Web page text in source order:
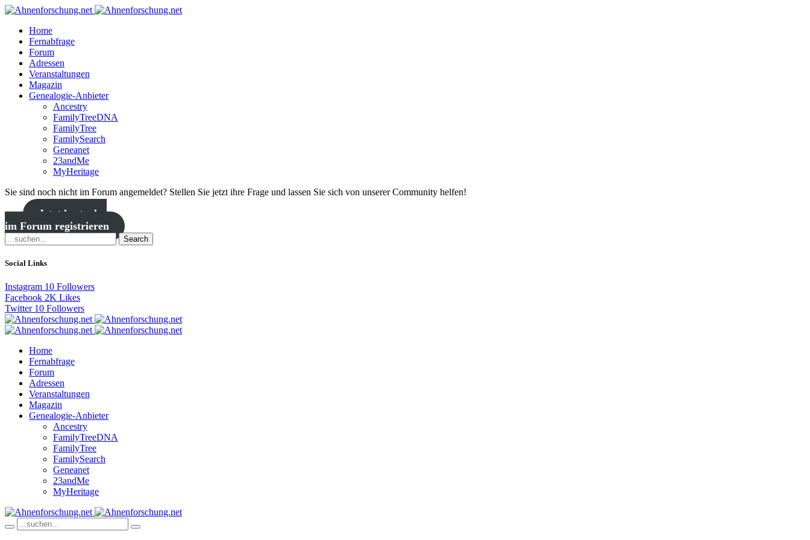
Home
Fernabfrage
Forum
Adressen
Veranstaltungen
Magazin
Genealogie-Anbieter
Ancestry
FamilyTreeDNA
FamilyTree
FamilySearch
Geneanet
23andMe
MyHeritage
Sie sind noch nicht im Forum angemeldet? Stellen Sie jetzt ihre Frage und lassen Sie sich von unserer Community helfen!
Jetzt kostenlos
im Forum registrieren
Search
Social Links
Instagram 10 Followers
Facebook 2K Likes
Twitter 10 Followers
Home
Fernabfrage
Forum
Adressen
Veranstaltungen
Magazin
Genealogie-Anbieter
Ancestry
FamilyTreeDNA
FamilyTree
FamilySearch
Geneanet
23andMe
MyHeritage